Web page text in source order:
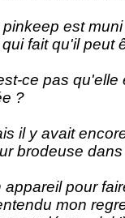
est
fait qu'il peut
ce pas qu'elle
?
il y avait
brodeuse
appareil pour
mon